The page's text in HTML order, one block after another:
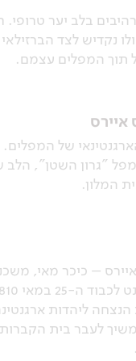
בלב יער
נקדיש לצד
תוך המפלים עצמם.
איירס
של
"גרון השטן",
המלון.
– כיכר מאי,
לעבר בית